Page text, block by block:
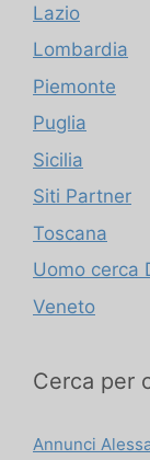
Lazio
Lombardia
Piemonte
Puglia
Sicilia
Siti Partner
Toscana
Uomo cerca
Veneto
Cerca per
Annunci